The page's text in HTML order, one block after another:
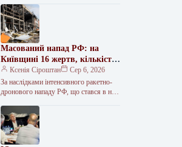
Красноторка та Біленьке, а також
найбільш вразливих…
Масований напад РФ: на
Київщині 16 жертв, кількість
поранених сягнула 36
Ксенія Сіроштан
Сер 6, 2026
За наслідками інтенсивного ракетно-
дронового нападу РФ, що стався в ніч
зафіксовано 36 поранених, 16 людей…